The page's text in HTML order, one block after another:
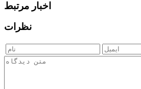
اخبار مرتبط
نظرات